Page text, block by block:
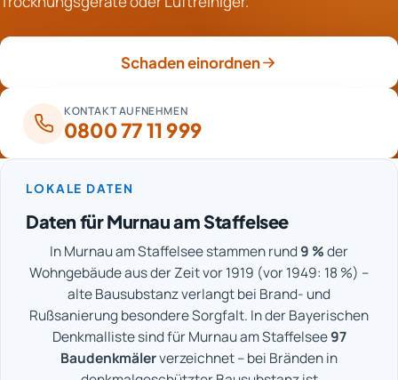
Schaden einordnen
KONTAKT AUFNEHMEN
0800 77 11 999
LOKALE DATEN
Daten für Murnau am Staffelsee
In Murnau am Staffelsee stammen rund9 %der
Wohngebäude aus der Zeit vor 1919 (vor 1949: 18 %) –
alte Bausubstanz verlangt bei Brand- und
Rußsanierung besondere Sorgfalt. In der Bayerischen
Denkmalliste sind für Murnau am Staffelsee97
Baudenkmälerverzeichnet – bei Bränden in